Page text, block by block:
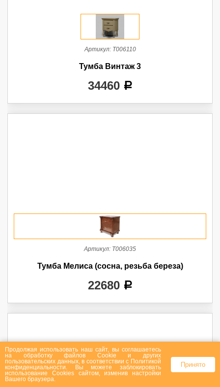
Артикул: Т006110
Тумба Винтаж 3
34460 a
Артикул: Т006035
Тумба Мелиса (сосна, резьба береза)
22680 a
Продолжая использовать наш сайт, вы соглашаетесь
на обработку файлов Сookie и других
пользовательских данных, в соответствии с Политикой
конфиденциальности . Вы можете заблокировать
использование Cookies сайтом, изменив настройки
Вашего браузера.
Принято